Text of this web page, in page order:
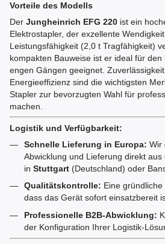
Vorteile des Modells
Der Jungheinrich EFG 220 ist ein
Elektrostapler, der exzellente
Leistungsfähigkeit (2,0 t Tragfähigkeit)
kompakten Bauweise ist er ideal für
engen Gängen geeignet.
Energieeffizienz sind die wichtigsten
Stapler zur bevorzugten Wahl für
machen.
Logistik und Verfügbarkeit:
Schnelle Lieferung in Europa: Wir
Abwicklung und Lieferung direkt
in Stuttgart (Deutschland) oder
Qualitätskontrolle: Eine
dass das Gerät sofort einsatzbereit
Professionelle B2B-Abwicklung:
der Konfiguration Ihrer Logistik-